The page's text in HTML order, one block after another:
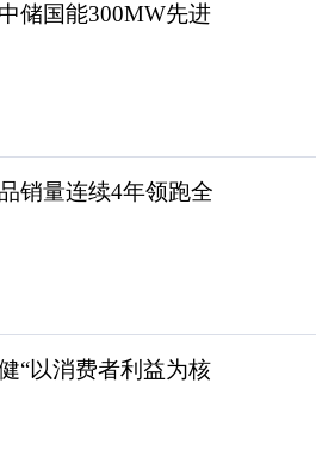
储国能300MW先进
销量连续4年领跑全
“以消费者利益为核